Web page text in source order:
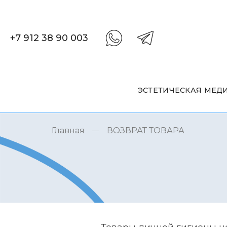
+7 912 38 90 003
ЭСТЕТИЧЕСКАЯ
Главная ВОЗВРАТ ТОВАРА